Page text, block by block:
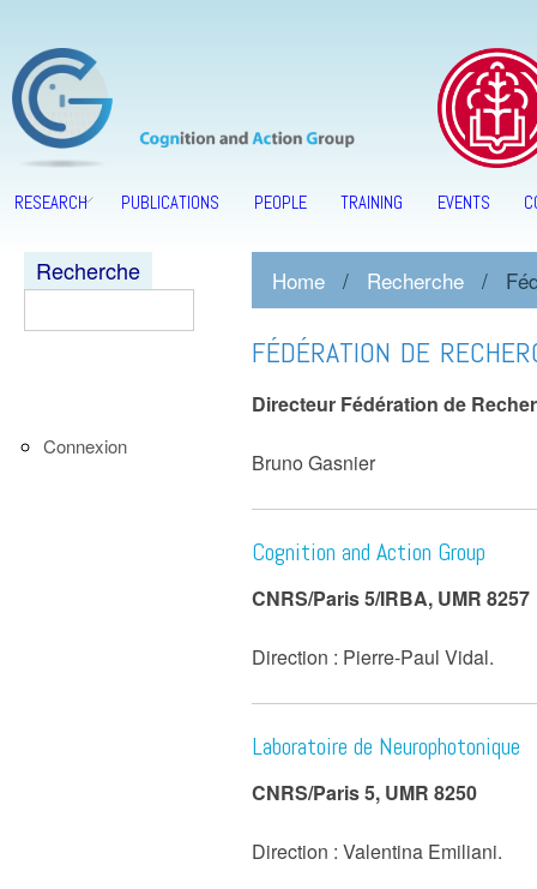
RESEARCH PUBLICATIONS PEOPLE TRAINING EVENTS
Recherche
Connexion
Home / Recherche /
FÉDÉRATION DE
Directeur Fédération de
Bruno Gasnier
Cognition and Action Group
CNRS/Paris 5/IRBA, UMR 8257
Direction : Pierre-Paul Vidal.
Laboratoire de Neurophotonique
CNRS/Paris 5, UMR 8250
Direction : Valentina Emiliani.